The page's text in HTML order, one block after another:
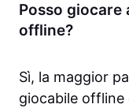
Posso
offline?
Sì, la maggior
giocabile offline